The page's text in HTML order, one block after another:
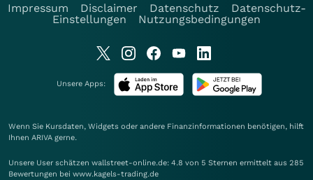
Impressum
Disclaimer Datenschutz
Datenschutz-
Einstellungen
Nutzungsbedingungen
Unsere Apps:
Wenn Sie Kursdaten, Widgets oder andere Finanzinformationen benötigen, hilft
Ihnen ARIVA gerne.
Unsere User schätzen wallstreet-online.de: 4.8 von 5 Sternen ermittelt aus 285
Bewertungen bei www.kagels-trading.de